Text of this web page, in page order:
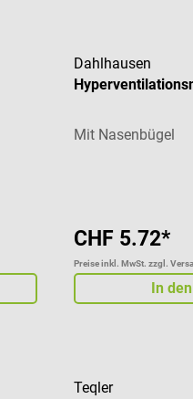
Dahlhausen
Mit Nasenbügel
CHF 5.72*
Preise inkl. MwSt. zzgl.
In
Teqler